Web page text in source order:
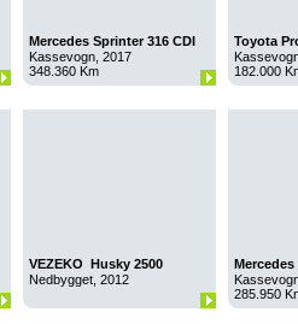
Mercedes Sprinter 316 CDI
Mandskabsvogn
Kassevogn, 2017
348.360 Km
Toyota
182.000
VEZEKO Husky 2500
Nedbygget, 2012
Mercedes
285.950